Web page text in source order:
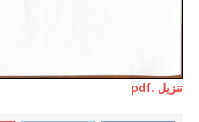
تنزيل .pdf